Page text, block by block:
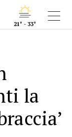
21° - 33°
la